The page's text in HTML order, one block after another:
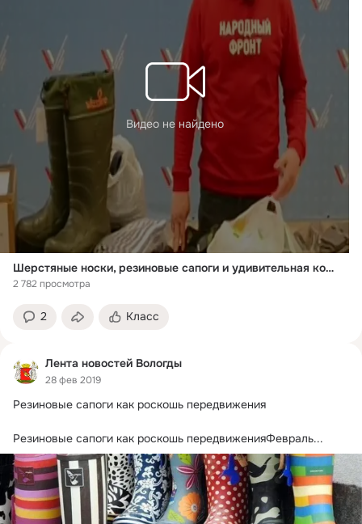
Видео не найдено
Шерстяные носки, резиновые сапоги и удивительная коробочка: что забайкальцы передают мобилизованным землякам?
2 782 просмотра
2 Класс
Лента новостей Вологды
28 фев 2019
Резиновые сапоги как роскошь передвижения
Резиновые сапоги как роскошь передвиженияФевраль...